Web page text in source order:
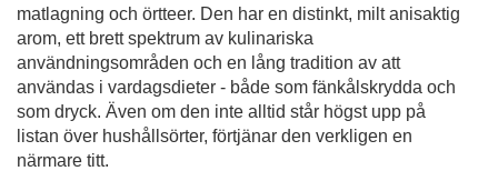
matlagning och örtteer. Den har en distinkt, milt anisaktig
arom, ett brett spektrum av kulinariska
användningsområden och en lång tradition av att
användas i vardagsdieter - både som fänkålskrydda och
som dryck. Även om den inte alltid står högst upp på
listan över hushållsörter, förtjänar den verkligen en
närmare titt.